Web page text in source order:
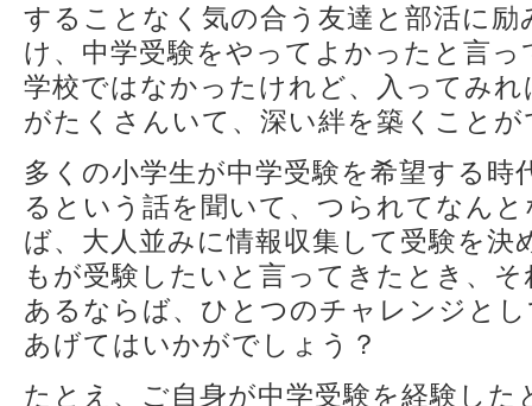
することなく気の合う友達と部活に励
け、中学受験をやってよかったと言
学校ではなかったけれど、入ってみ
がたくさんいて、深い絆を築くこと
多くの小学生が中学受験を希望する時
るという話を聞いて、つられてなん
ば、大人並みに情報収集して受験を決
もが受験したいと言ってきたとき、
あるならば、ひとつのチャレンジと
あげてはいかがでしょう？
たとえ、ご自身が中学受験を経験し